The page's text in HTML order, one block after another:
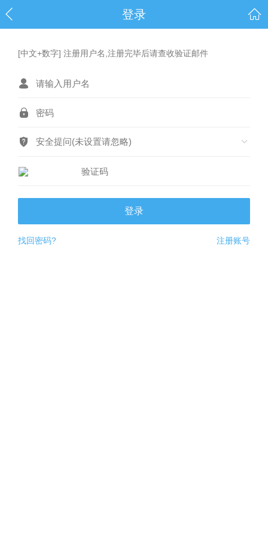
登录
[中文+数字] 注册用户名,注册完毕后请查收验证邮件
安全提问(未设置请忽略)
登录
找回密码? 注册账号